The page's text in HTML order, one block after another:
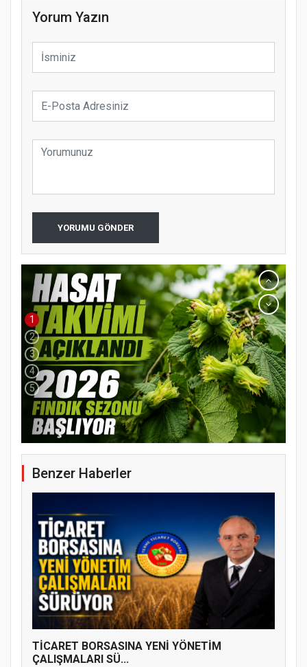
Yorum Yazın
YORUMU GÖNDER
YENİ PARTİ TERME İLÇE BAŞKANLIĞINDA
ÜYE KATILIM PROGRAMI
1
2
3
4
5
Benzer Haberler
TİCARET BORSASINA YENİ YÖNETİM
ÇALIŞMALARI SÜ...